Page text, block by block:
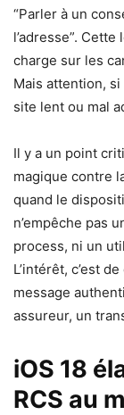
“Parler à un
l’adresse”.
charge sur les
Mais attention,
site lent ou mal
Il y a un point
magique contre
quand le
n’empêche pas
process, ni un
L’intérêt, c’est
message
assureur, un
iOS 18
RCS au